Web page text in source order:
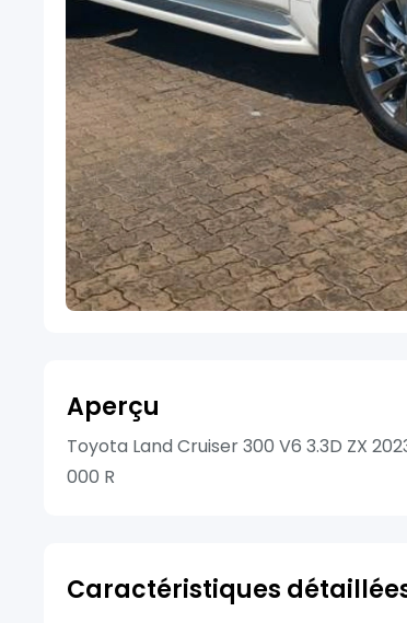
Aperçu
Toyota Land Cruiser 300 V6 3.3D ZX
000 R
Caractéristiques